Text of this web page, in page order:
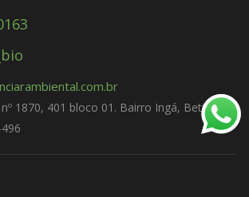
1870, 401 bloco 01. Bairro Ingá, Betim –